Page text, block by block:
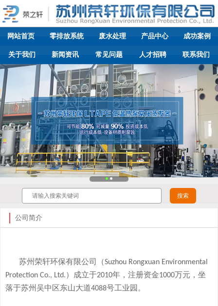
网站首页 零排放系统 废水处理 产品中心 成功案例
关于我们 新闻资讯 常见问题 人才招聘 联系我们
公司简介
苏州荣轩环保有限公司（Suzhou Rongxuan Environmental
Protection Co., Ltd.）成立于2010年，注册资金1000万元，坐
落于苏州吴中区东山大道4088号工业园。